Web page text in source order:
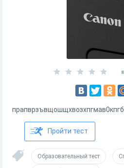
Пройти тест
Образовательный тест